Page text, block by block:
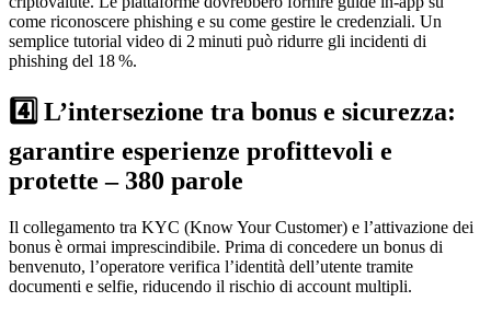
come riconoscere phishing e su come gestire le credenziali. Un
semplice tutorial video di 2 minuti può ridurre gli incidenti di
phishing del 18 %.
4️⃣ L’intersezione tra bonus e sicurezza:
garantire esperienze profittevoli e
protette – 380 parole
Il collegamento tra KYC (Know Your Customer) e l’attivazione dei
bonus è ormai imprescindibile. Prima di concedere un bonus di
benvenuto, l’operatore verifica l’identità dell’utente tramite
documenti e selfie, riducendo il rischio di account multipli.